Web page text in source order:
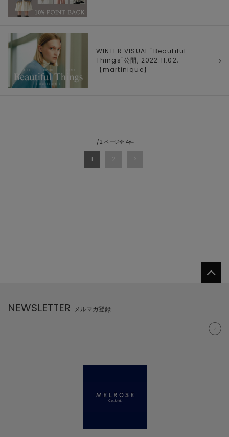
WINTER VISUAL "Beautiful
Things"公開, 2022.11.02,
【 martinique】
1/2 ページ全14件
1 2
NEWSLETTER メルマガ登録